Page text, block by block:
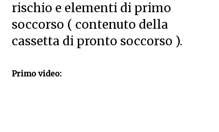
rischio e elementi di primo
soccorso ( contenuto della
cassetta di pronto soccorso ).
Primo video: